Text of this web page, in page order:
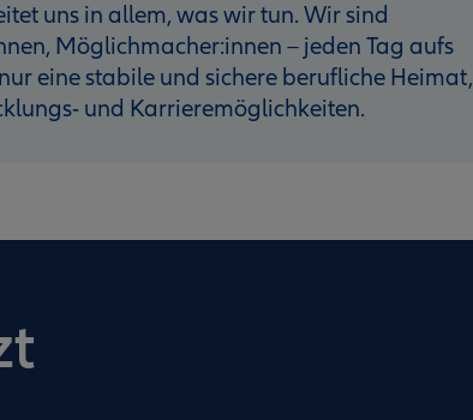
uns in allem, was wir tun. Wir sind
Möglichmacher:innen – jeden Tag aufs
eine stabile und sichere berufliche Heimat,
und Karrieremöglichkeiten.